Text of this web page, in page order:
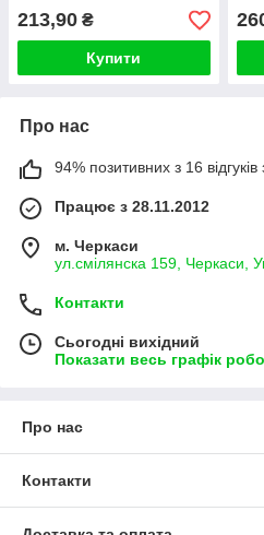
213,90 ₴
Купити
Про нас
94% позитивних з 16 відгуків
Працює з 28.11.2012
м. Черкаси
ул.смілянска 159, Черкаси,
Контакти
Сьогодні вихідний
Показати весь графік
Про нас
Контакти